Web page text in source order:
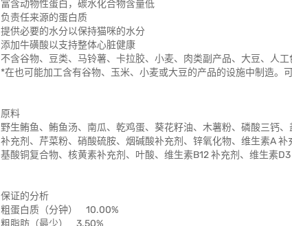
富含动物性蛋白，碳水化合物含量低
负责任来源的蛋白质
提供必要的水分以保持猫咪的水分
添加牛磺酸以支持整体心脏健康
不含谷物、豆类、马铃薯、卡拉胶、小麦、肉类副产品、大豆、人
*在也可能加工含有谷物、玉米、小麦或大豆的产品的设施中制造。
原料
野生鲔鱼、鲔鱼汤、南瓜、乾鸡蛋、葵花籽油、木薯粉、磷酸三钙
补充剂、芹菜粉、硝酸硫胺、烟碱酸补充剂、锌氧化物、维生素A
基酸铜复合物、核黄素补充剂、叶酸、维生素B12 补充剂、维生素
保证的分析
粗蛋白质（分钟） 10.00%
粗脂肪（最少） 3.50%